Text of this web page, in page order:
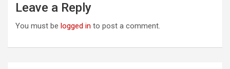
Leave a Reply
You must be logged in to post a comment.